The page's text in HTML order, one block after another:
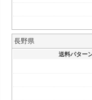
長野県
送料パター